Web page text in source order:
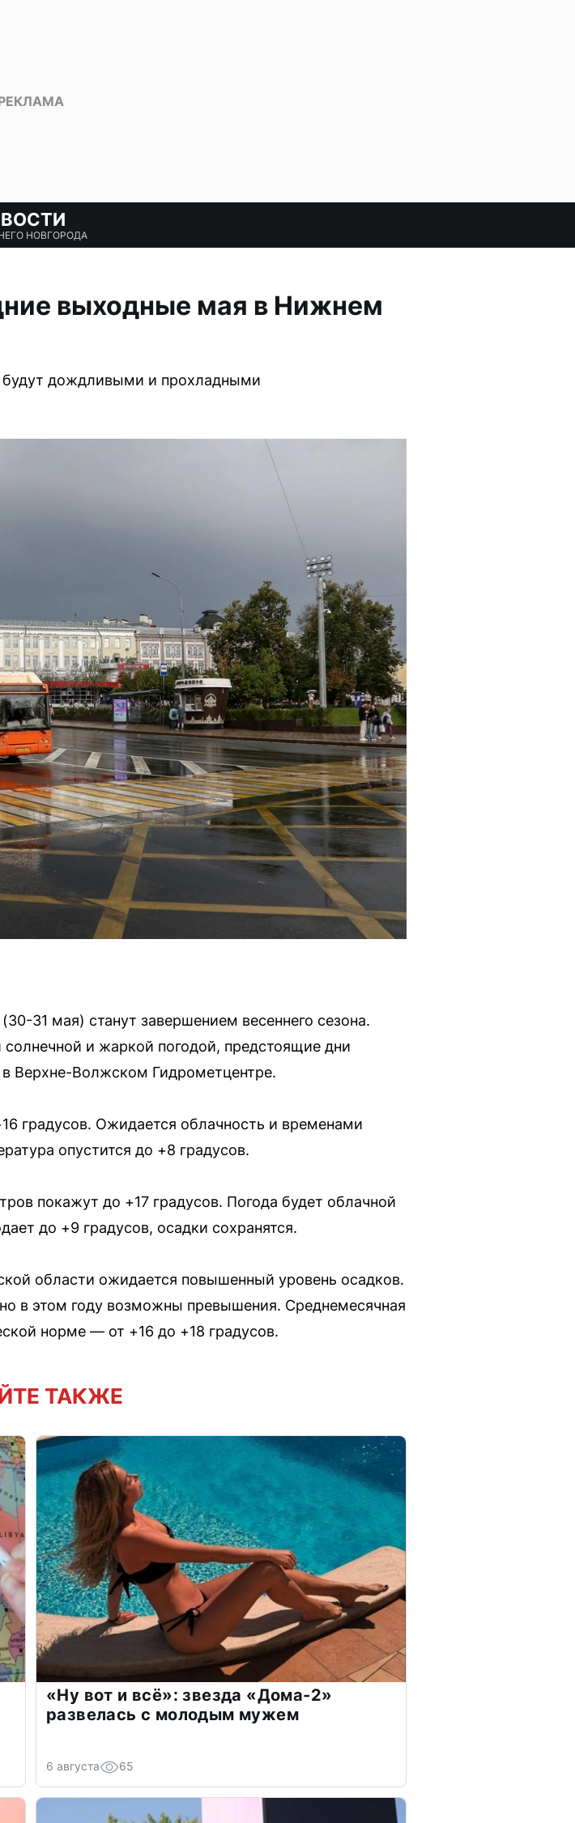
НОВГОРОДА
выходные мая в Нижнем
дождливыми и прохладными
31 мая) станут завершением весеннего сезона.
и жаркой погодой, предстоящие дни
Верхне-Волжском Гидрометцентре.
градусов. Ожидается облачность и временами
опустится до +8 градусов.
покажут до +17 градусов. Погода будет облачной
до +9 градусов, осадки сохранятся.
области ожидается повышенный уровень осадков.
в этом году возможны превышения. Среднемесячная
норме — от +16 до +18 градусов.
ТАКЖЕ
«Ну вот и всё»: звезда «Дома-2»
развелась с молодым мужем
6 августа 65